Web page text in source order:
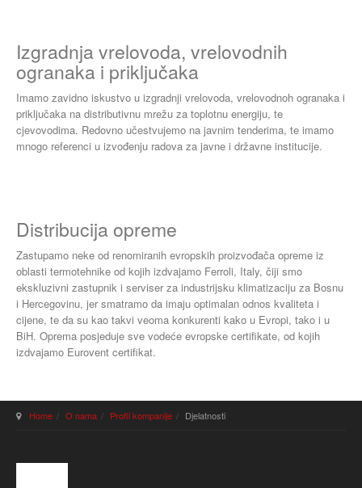
Izgradnja vrelovoda, vrelovodnih
ogranaka i priključaka
Imamo zavidno iskustvo u izgradnji vrelovoda, vrelovodnoh ogranaka i
priključaka na distributivnu mrežu za toplotnu energiju, te
cjevovodima. Redovno učestvujemo na javnim tenderima, te imamo
mnogo referenci u izvođenju radova za javne i državne institucije.
Distribucija opreme
Zastupamo neke od renomiranih evropskih proizvođača opreme iz
oblasti termotehnike od kojih izdvajamo Ferroli, Italy, čiji smo
ekskluzivni zastupnik i serviser za industrijsku klimatizaciju za Bosnu
i Hercegovinu, jer smatramo da imaju optimalan odnos kvaliteta i
cijene, te da su kao takvi veoma konkurenti kako u Evropi, tako i u
BiH. Oprema posjeduje sve vodeće evropske certifikate, od kojih
izdvajamo Eurovent certifikat.
Home O nama Profil kompanije Djelatnosti